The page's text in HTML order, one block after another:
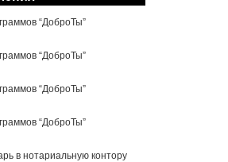
“ДоброТы”
“ДоброТы”
“ДоброТы”
“ДоброТы”
в нотариальную контору